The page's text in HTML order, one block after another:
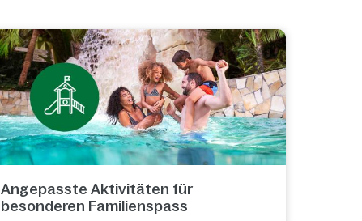
Angepasste Aktivitäten für
besonderen Familienspass